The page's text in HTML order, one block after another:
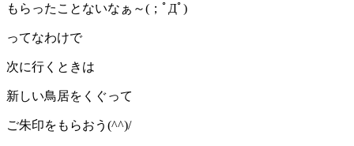
もらったことないなぁ～(；ﾟДﾟ)
ってなわけで
次に行くときは
新しい鳥居をくぐって
ご朱印をもらおう(^^)/